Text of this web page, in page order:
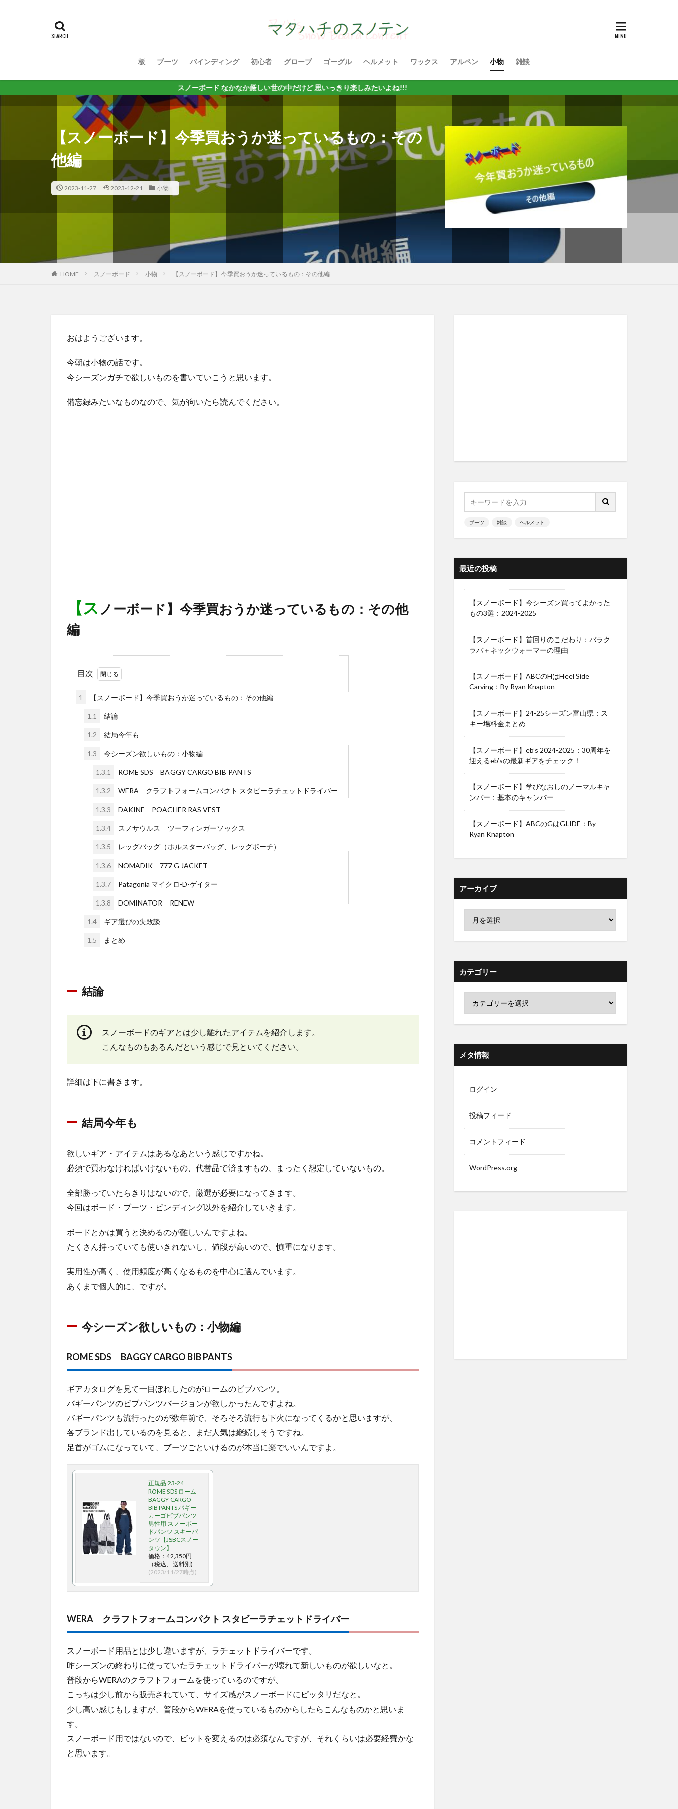
板 ブーツ バインディング 初心者 グローブ ゴーグル ヘルメット ワックス アルペン 小物 雑談
スノーボード なかなか厳しい世の中だけど 思いっきり楽しみたいよね!!!
【スノーボード】今季買おうか迷っているもの：その
他編
2023-11-27 2023-12-21 小物
HOME スノーボード 小物 【スノーボード】今季買おうか迷っているもの：その他編
おはようございます。
今朝は小物の話です。
今シーズンガチで欲しいものを書いていこうと思います。
備忘録みたいなものなので、気が向いたら読んでください。
【ス ノーボード】今季買おうか迷っているもの：その他
編
目次
1 【スノーボード】今季買おうか迷っているもの：その他編
1.1 結論
1.2 結局今年も
1.3 今シーズン欲しいもの：小物編
1.3.1 ROME SDS BAGGY CARGO BIB PANTS
1.3.2 WERA クラフトフォームコンパクト スタビーラチェットドライバー
1.3.3 DAKINE POACHER RAS VEST
1.3.4 スノサウルス ツーフィンガーソックス
1.3.5 レッグバッグ（ホルスターバッグ、レッグポーチ）
1.3.6 NOMADIK 777 G JACKET
1.3.7 Patagonia マイクロ-D-ゲイター
1.3.8 DOMINATOR RENEW
1.4 ギア選びの失敗談
1.5 まとめ
結論
スノーボードのギアとは少し離れたアイテムを紹介します。
こんなものもあるんだという感じで見といてください。
詳細は下に書きます。
結局今年も
欲しいギア・アイテムはあるなあという感じですかね。
必須で買わなければいけないもの、代替品で済ますもの、まったく想定していないもの。
全部勝っていたらきりはないので、厳選が必要になってきます。
今回はボード・ブーツ・ビンディング以外を紹介していきます。
ボードとかは買うと決めるのが難しいんですよね。
たくさん持っていても使いきれないし、値段が高いので、慎重になります。
実用性が高く、使用頻度が高くなるものを中心に選んでいます。
あくまで個人的に、ですが。
今シーズン欲しいもの：小物編
ROME SDS BAGGY CARGO BIB PANTS
ギアカタログを見て一目ぼれしたのがロームのビブパンツ。
バギーパンツのビブパンツバージョンが欲しかったんですよね。
バギーパンツも流行ったのが数年前で、そろそろ流行も下火になってくるかと思いますが、
各ブランド出しているのを見ると、まだ人気は継続しそうですね。
足首がゴムになっていて、ブーツごといけるのが本当に楽でいいんですよ。
正規品 23-24
ROME SDS ローム
BAGGY CARGO
BIB PANTS バギー
カーゴビブパンツ
男性用 スノーボー
ドパンツ スキーパ
ンツ【JSBCスノー
タウン】
価格：42,350円
（税込、送料別)
(2023/11/27時点)
WERA クラフトフォームコンパクト スタビーラチェットドライバー
スノーボード用品とは少し違いますが、ラチェットドライバーです。
昨シーズンの終わりに使っていたラチェットドライバーが壊れて新しいものが欲しいなと。
普段からWERAのクラフトフォームを使っているのですが、
こっちは少し前から販売されていて、サイズ感がスノーボードにピッタリだなと。
少し高い感じもしますが、普段からWERAを使っているものからしたらこんなものかと思いま
す。
スノーボード用ではないので、ビットを変えるのは必須なんですが、それくらいは必要経費かな
と思います。
ブーツ 雑談 ヘルメット
最近の投稿
【スノーボード】今シーズン買ってよかった
もの3選：2024-2025
【スノーボード】首回りのこだわり：バラク
ラバ＋ネックウォーマーの理由
【スノーボード】ABCのHはHeel Side
Carving：By Ryan Knapton
【スノーボード】24-25シーズン富山県：ス
キー場料金まとめ
【スノーボード】eb’s 2024-2025：30周年を
迎えるeb’sの最新ギアをチェック！
【スノーボード】学びなおしのノーマルキャ
ンバー：基本のキャンバー
【スノーボード】ABCのGはGLIDE：By
Ryan Knapton
アーカイブ
カテゴリー
メタ情報
ログイン
投稿フィード
コメントフィード
WordPress.org